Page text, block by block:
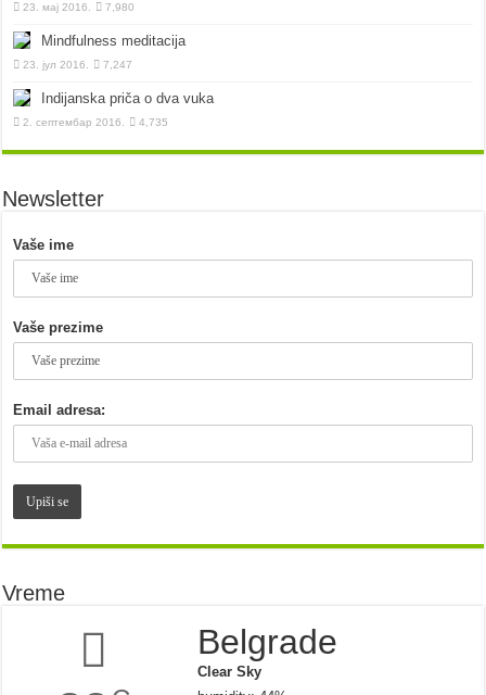
23. мај 2016. 7,980
Mindfulness meditacija
23. јул 2016. 7,247
Indijanska priča o dva vuka
2. септембар 2016. 4,735
Newsletter
Vaše ime
Vaše prezime
Email adresa:
Vreme
Belgrade
Clear Sky